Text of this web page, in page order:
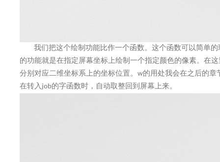
我们把这个绘制功能比作一个函数。这个函数可以简单
的功能就是在指定屏幕坐标上绘制一个指定颜色的像素。在
分别对应二维坐标系上的坐标位置。w的用处我会在之后的章
在转入job的字函数时，自动取整回到屏幕上来。